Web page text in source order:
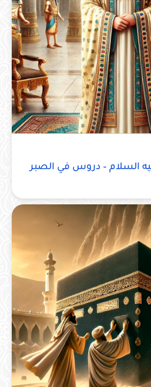
السلام – دروس في الصبر